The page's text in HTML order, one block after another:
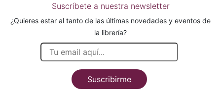
Suscríbete a nuestra newsletter
¿Quieres estar al tanto de las últimas novedades y eventos de
la librería?
Suscribirme